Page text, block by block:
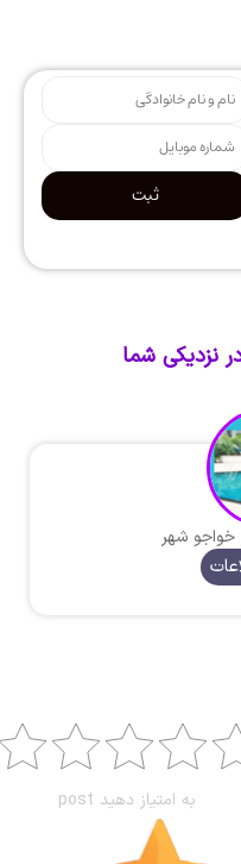
ثبت
نزدیکی شما
شهر
به امتیاز دهید post